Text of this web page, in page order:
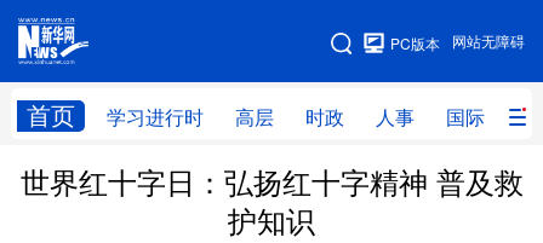
网站无障碍
PC版本
首页 学习进行时 高层 时政 人事 国际 财
网站地图
学习进行时 高层 时政 人事
世界红十字日：弘扬红十字精神 普及救
护知识